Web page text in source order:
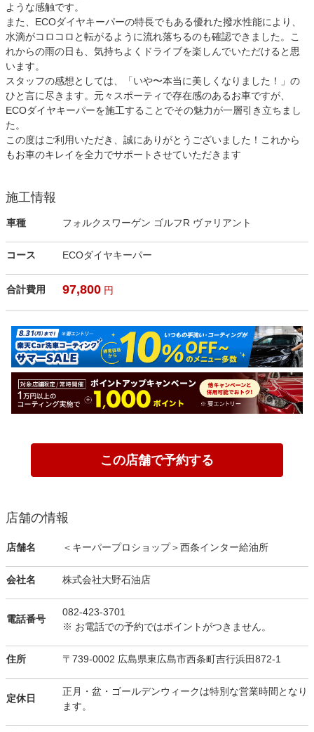
ような感触です。
また、ECOダイヤキーパーの特長でもある優れた撥水性能により、
水滴がコロコロと転がるように流れ落ちるのも確認できました。こ
れからの雨の日も、気持ちよくドライブを楽しんでいただけると思
います。
スタッフの感想としては、「いや〜本当に美しくなりました！」の
ひと言に尽きます。元々スポーティで存在感のあるお車ですが、
ECOダイヤキーパーを施工することでその魅力が一層引き立ちまし
た。
この度はご利用いただき、誠にありがとうございました！これから
もお車のキレイを全力でサポートさせていただきます
施工情報
車種 フォルクスワーゲン ゴルフR ヴァリアント
コース ECOダイヤキーパー
合計費用 97,800 円
この店舗で予約する
店舗の情報
店舗名 ＜キーパープロショップ＞西条インター給油所
会社名 株式会社大野石油店
電話番号
082-423-3701
※ お電話での予約ではポイントがつきません。
住所 〒739-0002 広島県東広島市西条町吉行浜田872-1
定休日
正月・盆・ゴールデンウィークは特別な営業時間となり
ます。